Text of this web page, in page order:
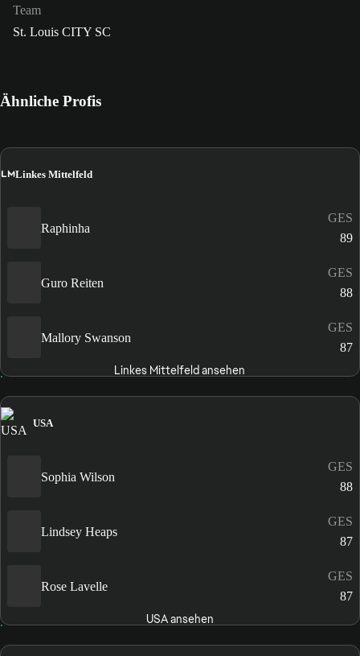
Team
St. Louis CITY SC
Ähnliche Profis
LMLinkes Mittelfeld
Raphinha
GES
89
Guro Reiten
GES
88
Mallory Swanson
GES
87
Linkes Mittelfeld ansehen
USA
Sophia Wilson
GES
88
Lindsey Heaps
GES
87
Rose Lavelle
GES
87
USA ansehen